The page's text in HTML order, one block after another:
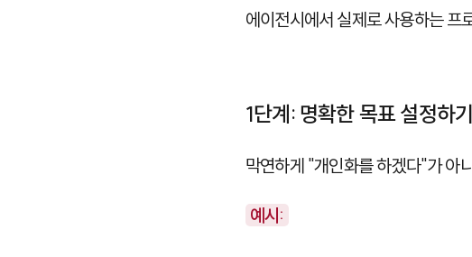
에이전시에서 실제로 사용하는 프
1단계: 명확한 목표 설정하기
막연하게 "개인화를 하겠다"가 아
예시: